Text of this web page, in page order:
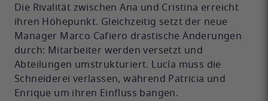
Die Rivalität zwischen Ana und Cristina erreicht
ihren Höhepunkt. Gleichzeitig setzt der neue
Manager Marco Cafiero drastische Änderungen
durch: Mitarbeiter werden versetzt und
Abteilungen umstrukturiert. Lucía muss die
Schneiderei verlassen, während Patricia und
Enrique um ihren Einfluss bangen.